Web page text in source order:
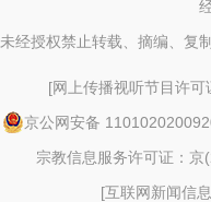
未经授权禁止转载、摘编、复
[网上传播视听节目许可
京公网安备
宗教信息服务许可证：
[互联网新闻信